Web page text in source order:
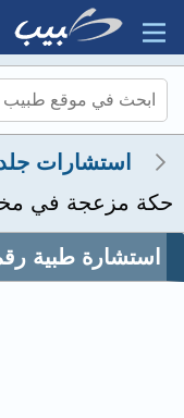
استشارات
حكة مزعجة في
استشارة طبية رقم